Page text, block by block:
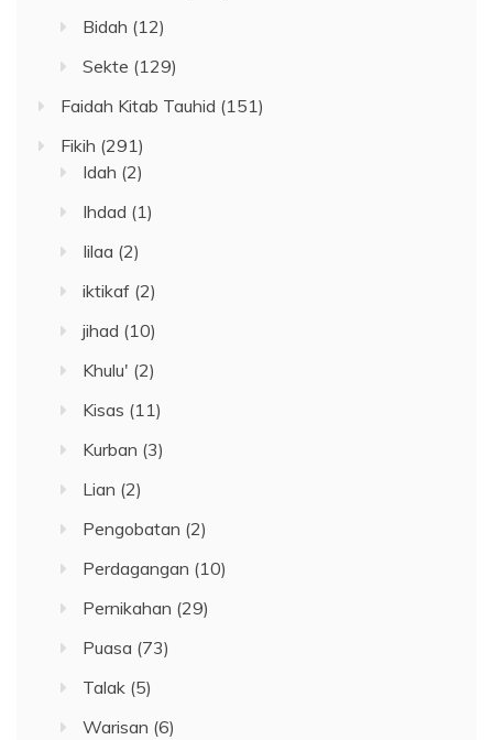
Bidah (12)
Sekte (129)
Faidah Kitab Tauhid (151)
Fikih (291)
Idah (2)
Ihdad (1)
Iilaa (2)
iktikaf (2)
jihad (10)
Khulu' (2)
Kisas (11)
Kurban (3)
Lian (2)
Pengobatan (2)
Perdagangan (10)
Pernikahan (29)
Puasa (73)
Talak (5)
Warisan (6)